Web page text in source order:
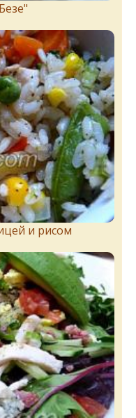
и рисом